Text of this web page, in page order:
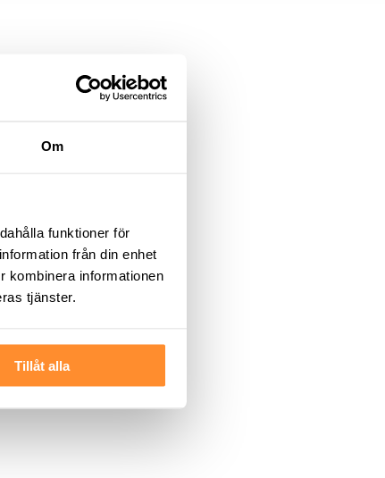
Om
funktioner för
från din enhet
kombinera informationen
tjänster.
Tillåt alla